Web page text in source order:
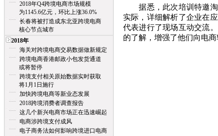
2018年Q4跨境电商市场规模
为1145.6亿元，环比上涨36.0%
长春将被打造成东北亚跨境电商
核心节点城市
2018年
海关对跨境电商交易数据做新规定
跨境电商香港邮政小包发货通道
或将暂停
跨境支付相关原始数据实时获取
将1月1日施行
加快跨境电商等新业态发展
2018跨境消费者调查报告
这几个新兴电商市场正在迅速崛起
电商涉跨境支付成风
电子商务法如何影响跨境进口电商
据悉，此次培训特邀淘
实际，详细解析了企业在
代表进行了现场互动交流
的了解，增强了他们向电